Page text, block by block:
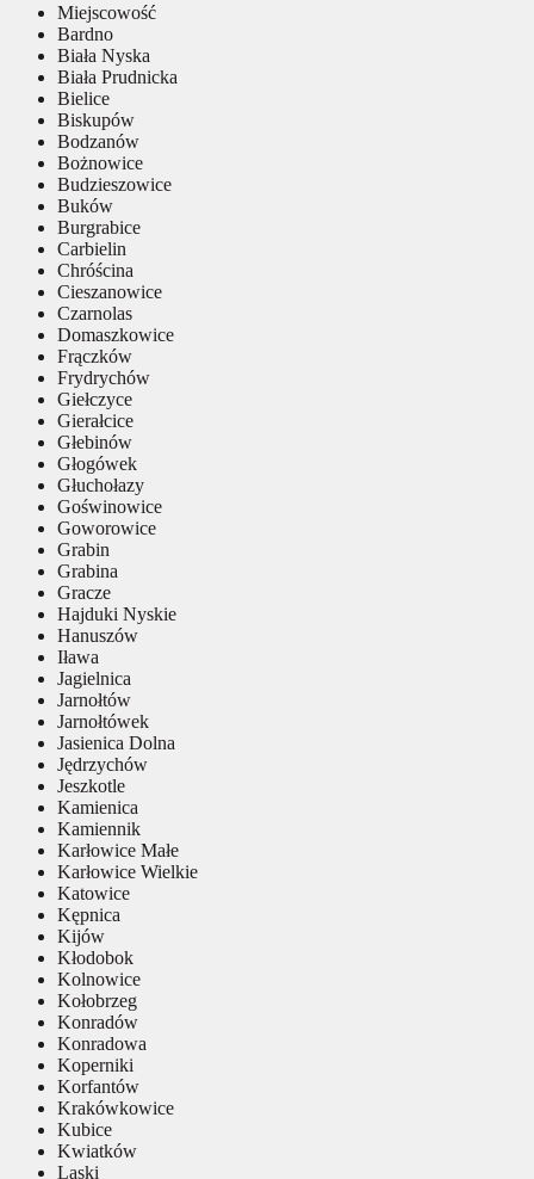
Miejscowość
Bardno
Biała Nyska
Biała Prudnicka
Bielice
Biskupów
Bodzanów
Bożnowice
Budzieszowice
Buków
Burgrabice
Carbielin
Chróścina
Cieszanowice
Czarnolas
Domaszkowice
Frączków
Frydrychów
Giełczyce
Gierałcice
Głebinów
Głogówek
Głuchołazy
Goświnowice
Goworowice
Grabin
Grabina
Gracze
Hajduki Nyskie
Hanuszów
Iława
Jagielnica
Jarnołtów
Jarnołtówek
Jasienica Dolna
Jędrzychów
Jeszkotle
Kamienica
Kamiennik
Karłowice Małe
Karłowice Wielkie
Katowice
Kępnica
Kijów
Kłodobok
Kolnowice
Kołobrzeg
Konradów
Konradowa
Koperniki
Korfantów
Krakówkowice
Kubice
Kwiatków
Laski